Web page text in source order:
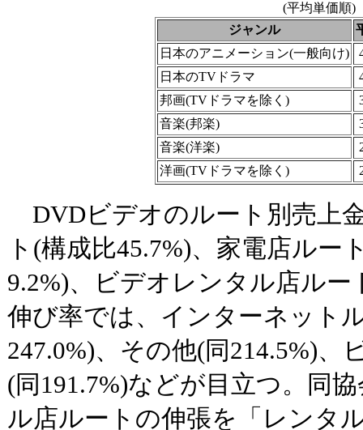
(平均単価順)
ジャンル
日本のアニメーション(一般向け)
日本のTVドラマ
邦画(TVドラマを除く)
音楽(邦楽)
音楽(洋楽)
洋画(TVドラマを除く)
DVDビデオのルート別売上
ト(構成比45.7%)、家電店ルー
9.2%)、ビデオレンタル店ルー
伸び率では、インターネット
247.0%)、その他(同214.5%)
(同191.7%)などが目立つ。同
ル店ルートの伸張を「レンタ